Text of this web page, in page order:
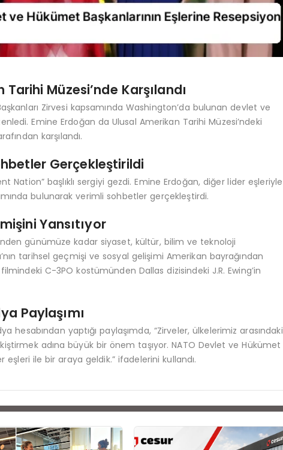
Müzesi’nde Karşılandı
Zirvesi kapsamında Washington’da bulunan devlet ve
Emine Erdoğan da Ulusal Amerikan Tarihi Müzesi’ndeki
karşılandı.
Gerçekleştirildi
Nation” başlıklı sergiyi gezdi. Emine Erdoğan, diğer lider eşleriyle
bulunarak verimli sohbetler gerçekleştirdi.
Yansıtıyor
günümüze kadar siyaset, kültür, bilim ve teknoloji
tarihsel geçmişi ve sosyal gelişimi Amerikan bayrağından
C-3PO kostümünden Dallas dizisindeki J.R. Ewing’in
Paylaşımı
hesabından yaptığı paylaşımda, “Zirveler, ülkelerimiz arasındaki
adına büyük bir önem taşıyor. NATO Devlet ve Hükümet
eşleri ile bir araya geldik.” ifadelerini kullandı.